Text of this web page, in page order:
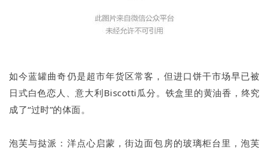
如今蓝罐曲奇仍是超市年货区常客，但进口饼干市场早已被
日式白色恋人、意大利Biscotti瓜分。铁盒里的黄油香，终究
成了“过时”的体面。
泡芙与挞派：洋点心启蒙，街边面包房的玻璃柜台里，泡芙